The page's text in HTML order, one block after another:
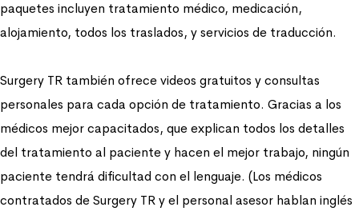
paquetes incluyen tratamiento médico, medicación,
alojamiento, todos los traslados, y servicios de traducción.
Surgery TR también ofrece videos gratuitos y consultas
personales para cada opción de tratamiento. Gracias a los
médicos mejor capacitados, que explican todos los detalles
del tratamiento al paciente y hacen el mejor trabajo, ningún
paciente tendrá dificultad con el lenguaje. (Los médicos
contratados de Surgery TR y el personal asesor hablan inglés